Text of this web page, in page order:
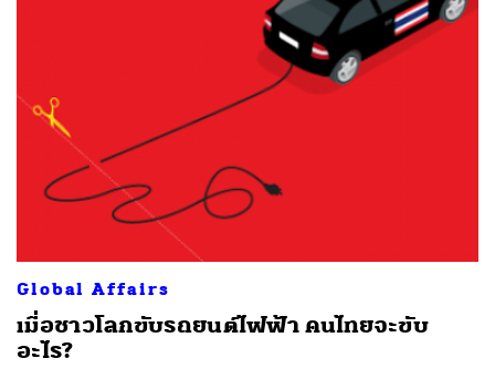
Global Affairs
เมื่อชาวโลกขับรถยนต์ไฟฟ้า คนไทยจะขับ
อะไร?
ค้นหา
TWEET